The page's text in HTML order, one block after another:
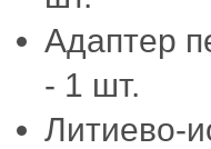
Адаптер
- 1 шт.
Литиево-